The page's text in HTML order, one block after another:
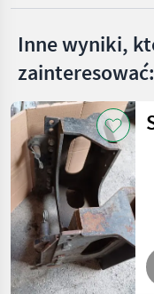
Inne wyniki,
zainteresować: